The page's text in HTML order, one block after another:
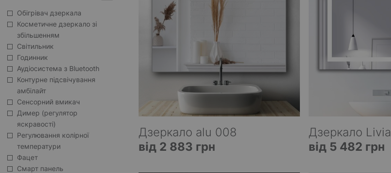
Обігрівач дзеркала
Косметичне дзеркало зі
збільшенням
Світильник
Годинник
Аудіосистема з Bluetooth
Контурне підсвічування
амбілайт
Сенсорний вмикач
Димер (регулятор
яскравості)
Регулювання колірної
температури
Фацет
Смарт панель
Дзеркало alu 008
від 2 883 грн
Дзеркало Livia
від 5 482 грн